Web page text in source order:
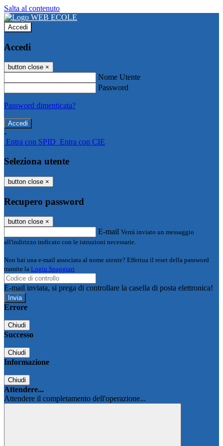
Salta al contenuto
Accedi
Accedi
button close ×
Nome Utente
Password
Password dimenticata?
-
Entra con SPID Entra con CIE
Seleziona utente
button close ×
Recupero password
button close ×
E-mail Verrà inviato un messaggio
all'indirizzo indicato con le istruzioni necessarie.
Non hai una e-mail associata al nome utente? Effettua il reset della password
tramite la Login Spaggiari
E-mail inviata, si prega di controllare la casella di posta elettronica!
Errore
Chiudi
Successo
Chiudi
Informazione
Chiudi
Attendere...
Attendere il completamento dell'operazione...